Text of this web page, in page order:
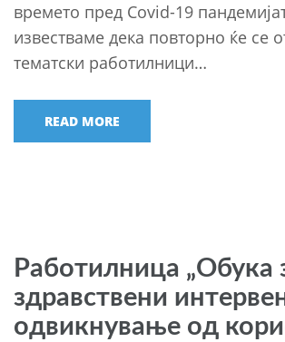
времето пред Covid-19
известваме дека повторно ќе се
тематски работилници…
READ MORE
Работилница „Обука
здравствени
одвикнување од